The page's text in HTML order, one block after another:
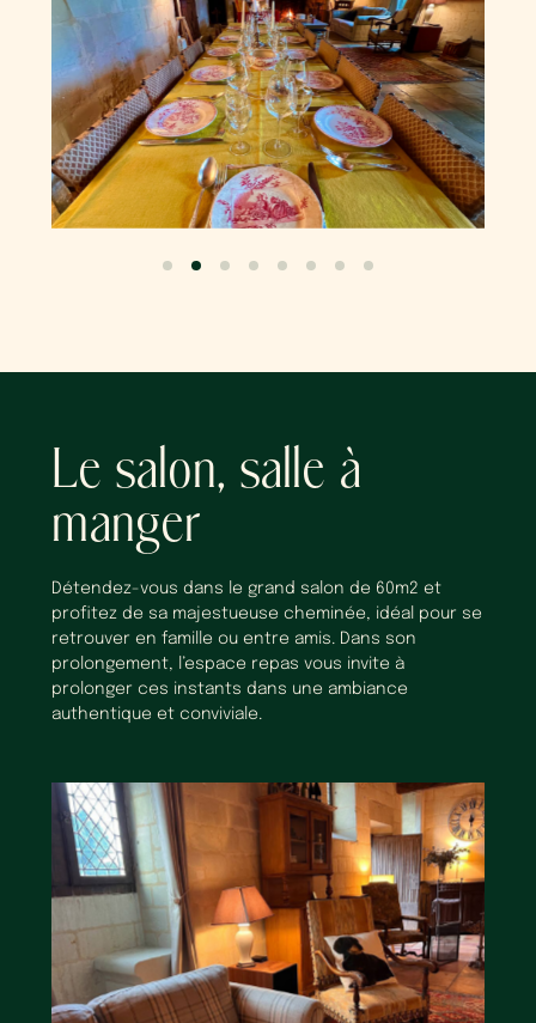
Le salon, salle à
manger
Détendez-vous dans le grand salon de 60m2 et
profitez de sa majestueuse cheminée, idéal pour se
retrouver en famille ou entre amis. Dans son
prolongement, l’espace repas vous invite à
prolonger ces instants dans une ambiance
authentique et conviviale.